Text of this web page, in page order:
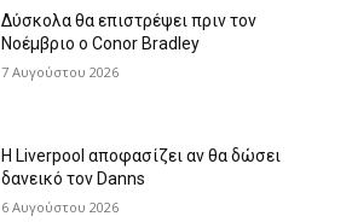
Δύσκολα θα επιστρέψει πριν τον
Νοέμβριο ο Conor Bradley
7 Αυγούστου 2026
Η Liverpool αποφασίζει αν θα δώσει
δανεικό τον Danns
6 Αυγούστου 2026